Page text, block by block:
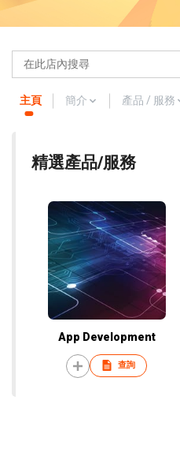
主頁 簡介 產品 / 服務
精選產品/服務
App Development
查詢